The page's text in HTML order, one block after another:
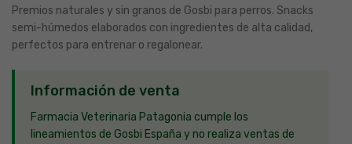
Premios naturales y sin granos de Gosbi para perros. Snacks
semi-húmedos elaborados con ingredientes de alta calidad,
perfectos para entrenar o regalonear.
Información de venta
Farmacia Veterinaria Patagonia cumple los
lineamientos de Gosbi España y no realiza ventas de